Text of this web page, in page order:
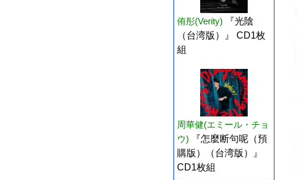
侑彤(Verity)
『光陰
（台湾版）』 CD1枚
組
周華健(エミール・チョ
ウ)
『怎麼断句呢（預
購版）（台湾版）』
CD1枚組